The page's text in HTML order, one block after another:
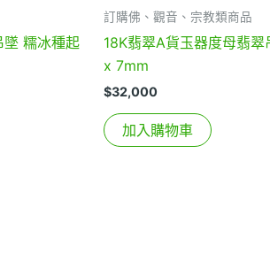
墜 糯冰種起
訂購佛、觀音、宗教類商品
18K翡翠A貨玉器度母翡
x 7mm
$32,000
加入購物車